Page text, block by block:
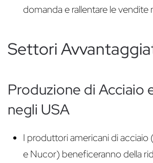
domanda e rallentare le vendite
Settori
Produzione di Acciaio
negli USA
I produttori americani di acciaio
e Nucor) beneficeranno della